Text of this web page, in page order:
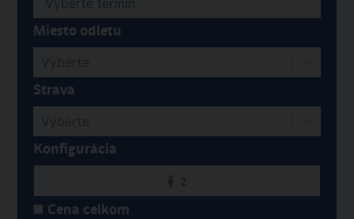
Miesto odletu
Strava
Konfigurácia
Cena celkom